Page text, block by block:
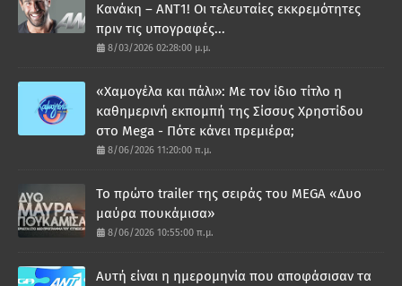
Κανάκη – ΑΝΤ1! Οι τελευταίες εκκρεμότητες
πριν τις υπογραφές...
8/03/2026 02:28:00 μ.μ.
«Χαμογέλα και πάλι»: Με τον ίδιο τίτλο η
καθημερινή εκπομπή της Σίσσυς Χρηστίδου
στο Mega - Πότε κάνει πρεμιέρα;
8/06/2026 11:20:00 π.μ.
Το πρώτο trailer της σειράς του MEGA «Δυο
μαύρα πουκάμισα»
8/06/2026 10:55:00 π.μ.
Αυτή είναι η ημερομηνία που αποφάσισαν τα